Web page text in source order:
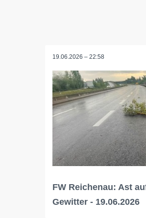
19.06.2026 – 22:58
FW Reichenau: Ast
Gewitter - 19.06.2026